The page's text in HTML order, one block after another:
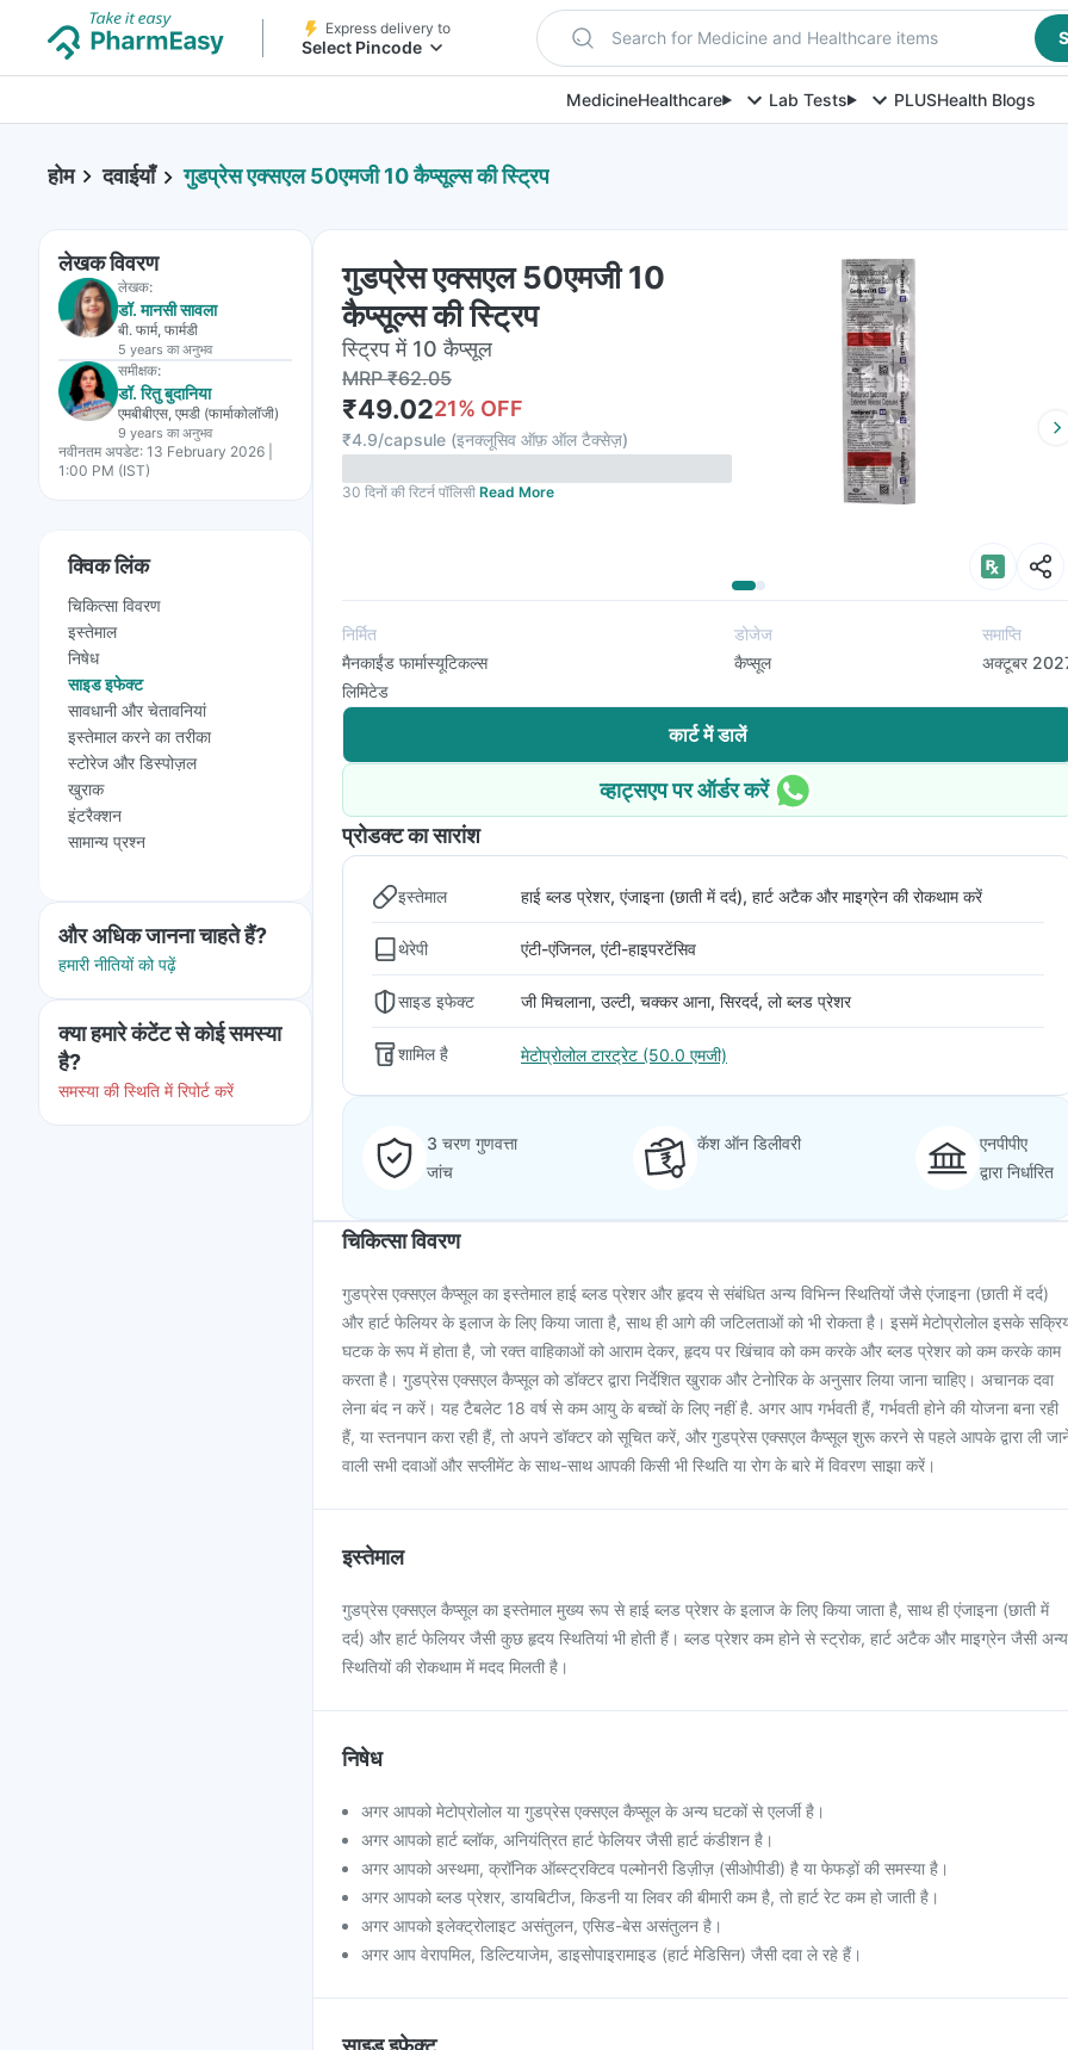
Express delivery to
Select Pincode Search for Medicine and Healthcare items
MedicineHealthcare Lab Tests PLUSHealth Blogs
होम दवाईयाँ गुडप्रेस एक्सएल 50एमजी 10 कैप्सूल्स की स्ट्रिप
लेखक विवरण
लेखक:
डॉ. मानसी सावला
बी. फार्म, फार्मडी
5 years का अनुभव
समीक्षक:
डॉ. रितु बुदानिया
एमबीबीएस, एमडी (फार्माकोलॉजी)
9 years का अनुभव
नवीनतम अपडेट: 13 February 2026 |
1:00 PM (IST)
क्विक लिंक
चिकित्सा विवरण
इस्तेमाल
निषेध
साइड इफेक्ट
सावधानी और चेतावनियां
इस्तेमाल करने का तरीका
स्टोरेज और डिस्पोज़ल
खुराक
इंटरैक्शन
सामान्य प्रश्न
और अधिक जानना चाहते हैं?
हमारी नीतियों को पढ़ें
क्या हमारे कंटेंट से कोई समस्या
है?
समस्या की स्थिति में रिपोर्ट करें
गुडप्रेस एक्सएल 50एमजी 10
कैप्सूल्स की स्ट्रिप
स्ट्रिप में 10 कैप्सूल
MRP₹62.05
₹49.0221% OFF
₹4.9/capsule (इनक्लूसिव ऑफ़ ऑल टैक्सेज़)
30 दिनों की रिटर्न पॉलिसी Read More
निर्मित
मैनकाईंड फार्मास्यूटिकल्स
लिमिटेड
डोजेज
कैप्सूल
समाप्ति
अक्टूबर
कार्ट में डालें
व्हाट्सएप पर ऑर्डर करें
प्रोडक्ट का सारांश
इस्तेमाल हाई ब्लड प्रेशर, एंजाइना (छाती में दर्द), हार्ट अटैक और माइग्रेन की रोकथाम करें
थेरेपी एंटी-एंजिनल, एंटी-हाइपरटेंसिव
साइड इफेक्ट जी मिचलाना, उल्टी, चक्कर आना, सिरदर्द, लो ब्लड प्रेशर
शामिल है मेटोप्रोलोल टारट्रेट (50.0 एमजी)
3 चरण गुणवत्ता
जांच
कॅश ऑन डिलीवरी
एनपीपीए
द्वारा निर्धारित
चिकित्सा विवरण
गुडप्रेस एक्सएल कैप्सूल का इस्तेमाल हाई ब्लड प्रेशर और हृदय से संबंधित अन्य विभिन्न स्थितियों जैसे एंजाइना (छाती में दर्द)
और हार्ट फेलियर के इलाज के लिए किया जाता है, साथ ही आगे की जटिलताओं को भी रोकता है। इसमें मेटोप्रोलोल इसके
घटक के रूप में होता है, जो रक्त वाहिकाओं को आराम देकर, हृदय पर खिंचाव को कम करके और ब्लड प्रेशर को कम करके काम
करता है। गुडप्रेस एक्सएल कैप्सूल को डॉक्टर द्वारा निर्देशित खुराक और टेनोरिक के अनुसार लिया जाना चाहिए। अचानक दवा
लेना बंद न करें। यह टैबलेट 18 वर्ष से कम आयु के बच्चों के लिए नहीं है. अगर आप गर्भवती हैं, गर्भवती होने की योजना बना रही
हैं, या स्तनपान करा रही हैं, तो अपने डॉक्टर को सूचित करें, और गुडप्रेस एक्सएल कैप्सूल शुरू करने से पहले आपके द्वारा ली
वाली सभी दवाओं और सप्लीमेंट के साथ-साथ आपकी किसी भी स्थिति या रोग के बारे में विवरण साझा करें।
इस्तेमाल
गुडप्रेस एक्सएल कैप्सूल का इस्तेमाल मुख्य रूप से हाई ब्लड प्रेशर के इलाज के लिए किया जाता है, साथ ही एंजाइना (छाती में
दर्द) और हार्ट फेलियर जैसी कुछ हृदय स्थितियां भी होती हैं। ब्लड प्रेशर कम होने से स्ट्रोक, हार्ट अटैक और माइग्रेन जैसी अन्य
स्थितियों की रोकथाम में मदद मिलती है।
निषेध
अगर आपको मेटोप्रोलोल या गुडप्रेस एक्सएल कैप्सूल के अन्य घटकों से एलर्जी है।
अगर आपको हार्ट ब्लॉक, अनियंत्रित हार्ट फेलियर जैसी हार्ट कंडीशन है।
अगर आपको अस्थमा, क्रॉनिक ऑब्स्ट्रक्टिव पल्मोनरी डिज़ीज़ (सीओपीडी) है या फेफड़ों की समस्या है।
अगर आपको ब्लड प्रेशर, डायबिटीज, किडनी या लिवर की बीमारी कम है, तो हार्ट रेट कम हो जाती है।
अगर आपको इलेक्ट्रोलाइट असंतुलन, एसिड-बेस असंतुलन है।
अगर आप वेरापमिल, डिल्टियाजेम, डाइसोपाइरामाइड (हार्ट मेडिसिन) जैसी दवा ले रहे हैं।